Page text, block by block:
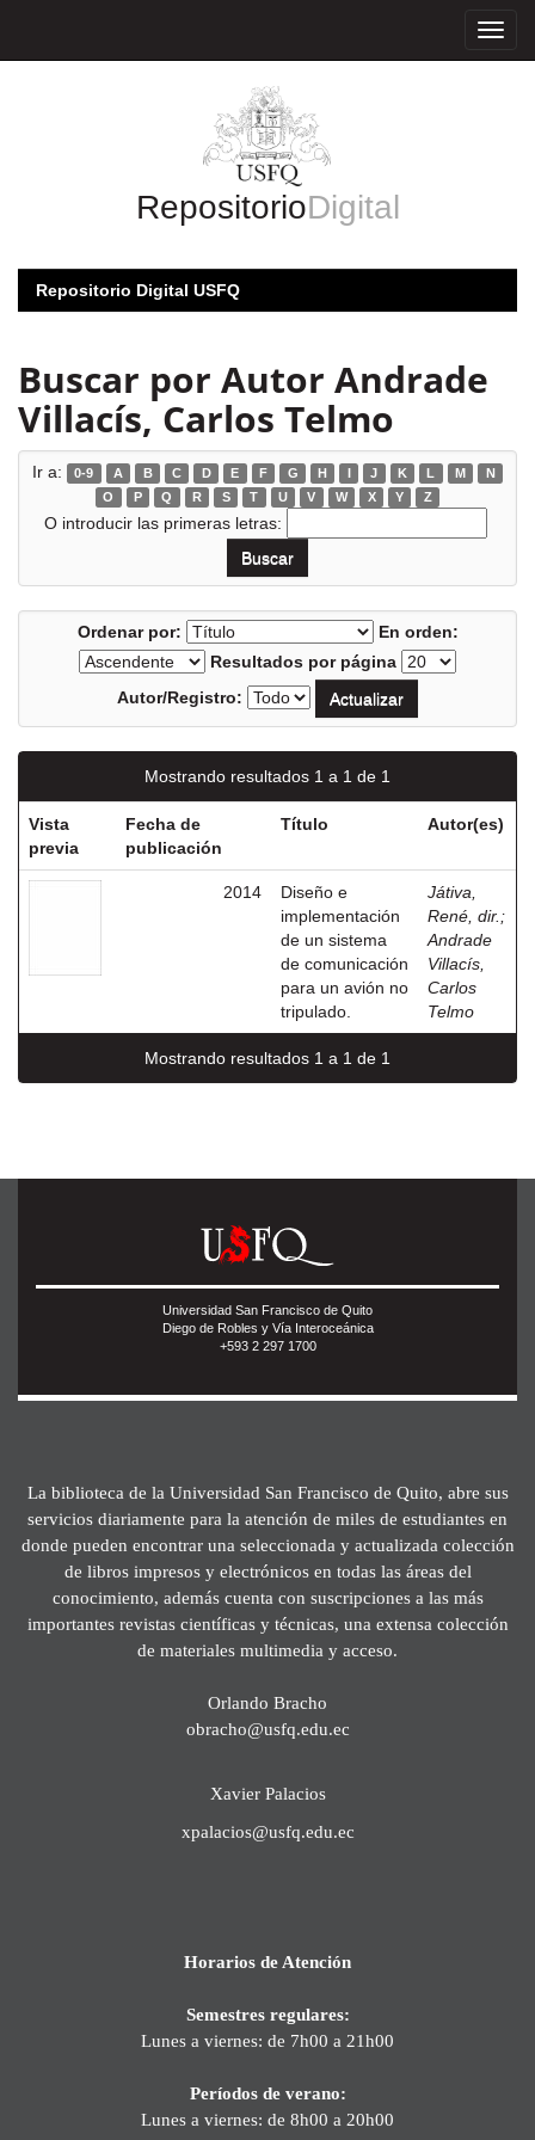
RepositorioDigital
Repositorio Digital USFQ
Buscar por Autor Andrade
Villacís, Carlos Telmo
Ir a: 0-9 A B C D E F G H I J K L M
N
O
P Q R S T U V W X Y Z
O introducir las primeras letras:
Ordenar por:
En orden:
Resultados por página
Autor/Registro:
Mostrando resultados 1 a 1 de 1
Vista
previa
Fecha de
publicación
Título Autor(es)
2014
Diseño e
implementación
de un sistema
de comunicación
para un avión no
tripulado.
Játiva,
René, dir. ;
Andrade
Villacís,
Carlos
Telmo
Mostrando resultados 1 a 1 de 1
Universidad San Francisco de Quito
Diego de Robles y Vía Interoceánica
+593 2 297 1700
La biblioteca de la Universidad San Francisco de Quito, abre sus
servicios diariamente para la atención de miles de estudiantes en
donde pueden encontrar una seleccionada y actualizada colección
de libros impresos y electrónicos en todas las áreas del
conocimiento, además cuenta con suscripciones a las más
importantes revistas científicas y técnicas, una extensa colección
de materiales multimedia y acceso.
Orlando Bracho
obracho@usfq.edu.ec
Xavier Palacios
xpalacios@usfq.edu.ec
Horarios de Atención
Semestres regulares:
Lunes a viernes: de 7h00 a 21h00
Períodos de verano:
Lunes a viernes: de 8h00 a 20h00